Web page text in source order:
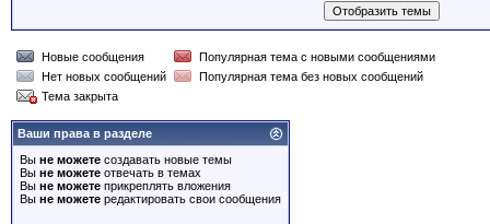
Новые сообщения
Популярная тема с новыми сообщениями
Нет новых сообщений
Популярная тема без новых сообщений
Тема закрыта
Ваши права в разделе
Вы не можете создавать новые темы
Вы не можете отвечать в темах
Вы не можете прикреплять вложения
Вы не можете редактировать свои сообщения